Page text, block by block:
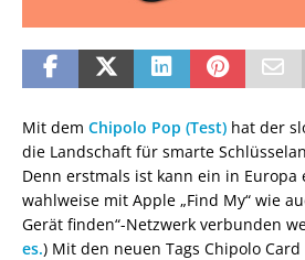
Mit dem Chipolo Pop (Test) hat der
die Landschaft für smarte
Denn erstmals ist kann ein in
wahlweise mit Apple „Find My“ wie
Gerät finden“-Netzwerk verbunden
es.) Mit den neuen Tags Chipolo